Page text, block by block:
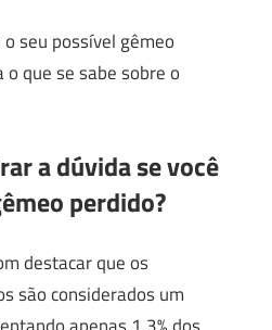
seu possível gêmeo
que se sabe sobre o
a dúvida se você
perdido?
destacar que os
são considerados um